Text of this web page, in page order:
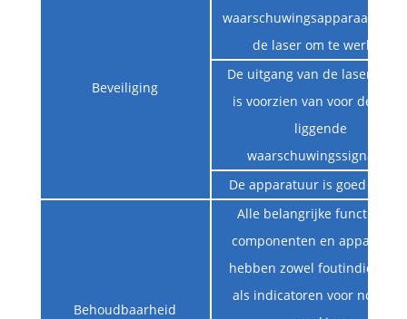
Beveiliging
waarschuwingsapparaat in
de laser om te werken
De uitgang van de
is voorzien van voor de
liggende
waarschuwingssignalen
De apparatuur is goed
Behoudbaarheid
Alle belangrijke functionele
componenten en
hebben zowel
als indicatoren voor